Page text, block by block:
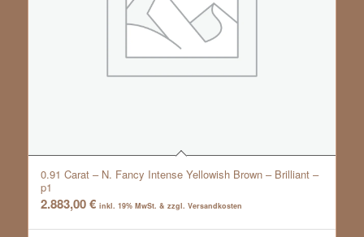
0.91 Carat – N. Fancy Intense Yellowish Brown – Brilliant –
p1
2.883,00€ inkl. 19% MwSt. & zzgl. Versandkosten